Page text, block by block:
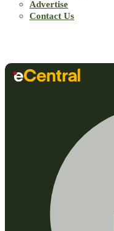
Advertise
Contact Us